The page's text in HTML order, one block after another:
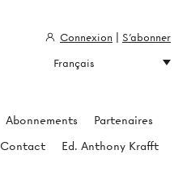
Abonnements
Partenaires
Contact Ed. Anthony Krafft
Connexion
S'abonner
Français